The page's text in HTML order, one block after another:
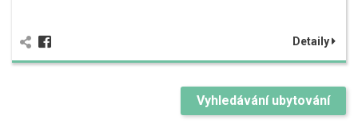
Detaily
Vyhledávání ubytování